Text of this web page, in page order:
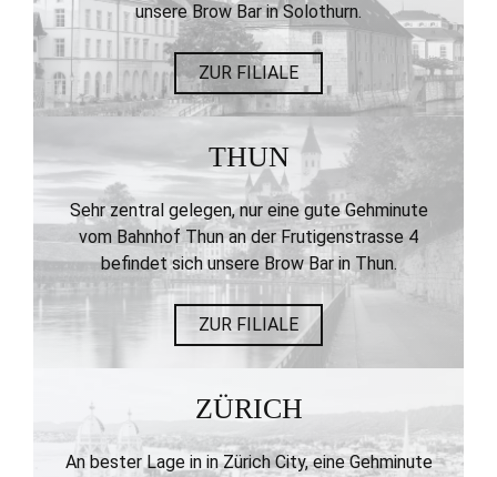
unsere Brow Bar in Solothurn.
ZUR FILIALE
THUN
Sehr zentral gelegen, nur eine gute Gehminute
vom Bahnhof Thun an der Frutigenstrasse 4
befindet sich unsere Brow Bar in Thun.
ZUR FILIALE
ZÜRICH
An bester Lage in in Zürich City, eine Gehminute